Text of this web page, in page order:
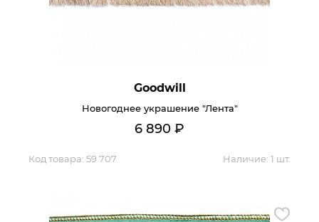
Мебель
Аксессуары
Аксессуары для столовой
Goodwill
Новогоднее украшение "Лента"
6 890 ₽
Код товара: 59 707 Наличие: 1 шт.